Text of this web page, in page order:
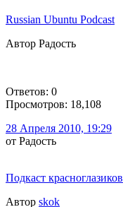
Russian Ubuntu Podcast
Автор Радость
Ответов: 0
Просмотров: 18,108
28 Апреля 2010, 19:29
от Радость
Подкаст красноглазиков
Автор skok